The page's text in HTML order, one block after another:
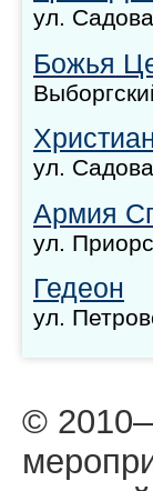
ул.
Божья
ул.
Армия
ул.
Гедеон
ул.
©